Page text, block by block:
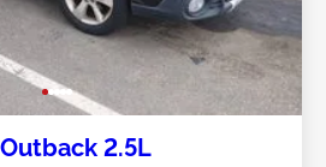
2.5L